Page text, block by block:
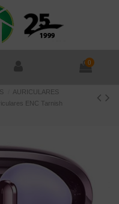
0
AURICULARES
ENC Tarnish